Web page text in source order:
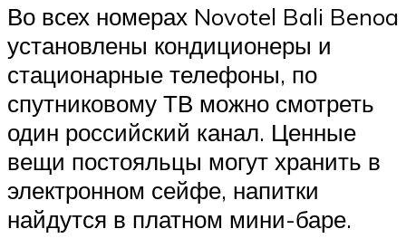
Во всех номерах Novotel Bali Benoa
установлены кондиционеры и
стационарные телефоны, по
спутниковому ТВ можно смотреть
один российский канал. Ценные
вещи постояльцы могут хранить в
электронном сейфе, напитки
найдутся в платном мини-баре.